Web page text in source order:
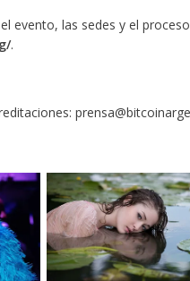
evento, las sedes y el
.